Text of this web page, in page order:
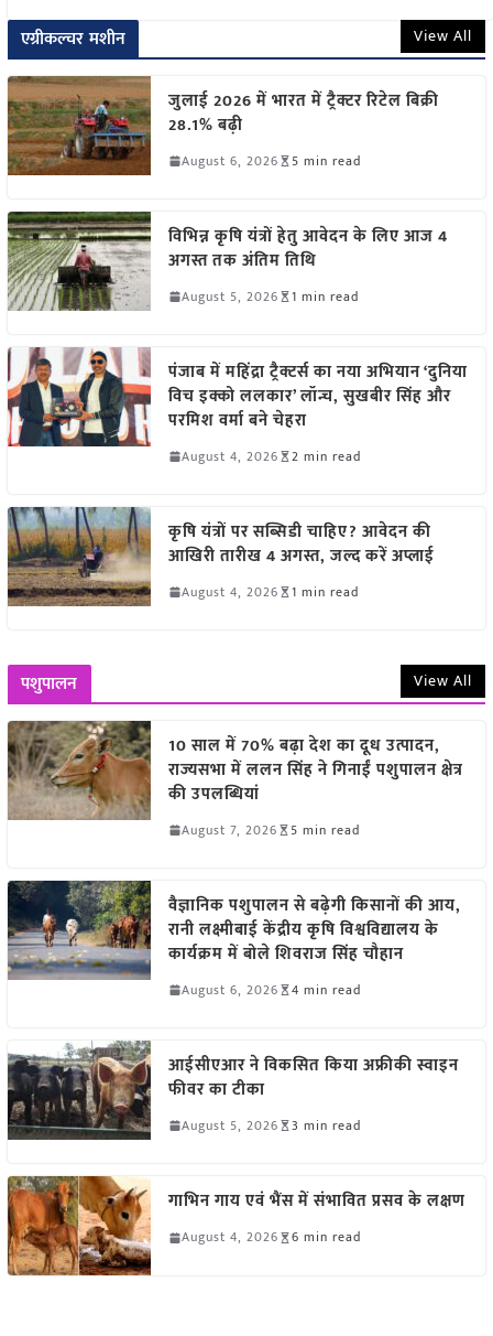
एग्रीकल्चर मशीन View All
जुलाई 2026 में भारत में ट्रैक्टर रिटेल बिक्री
28.1% बढ़ी
August 6, 2026 5 min read
विभिन्न कृषि यंत्रों हेतु आवेदन के लिए आज 4
अगस्त तक अंतिम तिथि
August 5, 2026 1 min read
पंजाब में महिंद्रा ट्रैक्टर्स का नया अभियान ‘दुनिया
विच इक्को ललकार’ लॉन्च, सुखबीर सिंह और
परमिश वर्मा बने चेहरा
August 4, 2026 2 min read
कृषि यंत्रों पर सब्सिडी चाहिए? आवेदन की
आखिरी तारीख 4 अगस्त, जल्द करें अप्लाई
August 4, 2026 1 min read
पशुपालन View All
10 साल में 70% बढ़ा देश का दूध उत्पादन,
राज्यसभा में ललन सिंह ने गिनाईं पशुपालन क्षेत्र
की उपलब्धियां
August 7, 2026 5 min read
वैज्ञानिक पशुपालन से बढ़ेगी किसानों की आय,
रानी लक्ष्मीबाई केंद्रीय कृषि विश्वविद्यालय के
कार्यक्रम में बोले शिवराज सिंह चौहान
August 6, 2026 4 min read
आईसीएआर ने विकसित किया अफ्रीकी स्वाइन
फीवर का टीका
August 5, 2026 3 min read
गाभिन गाय एवं भैंस में संभावित प्रसव के लक्षण
August 4, 2026 6 min read